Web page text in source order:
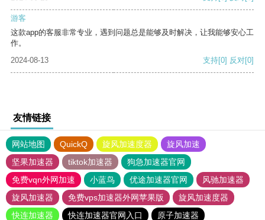
游客
这款app的客服非常专业，遇到问题总是能够及时解决，让我能够安心工
作。
2024-08-13
支持[0] 反对[0]
友情链接
网站地图 QuickQ 旋风加速度器
旋风加速
坚果加速器
tiktok加速器
狗急加速器官网
免费vqn外网加速
小蓝鸟 优途加速器官网
风驰加速器
旋风加速器
免费vps加速器外网苹果版
旋风加速度器
快连加速器
快连加速器官网入口
原子加速器